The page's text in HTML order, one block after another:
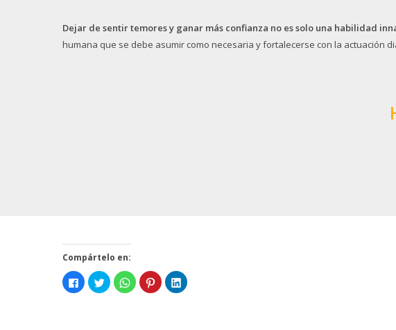
Dejar de sentir temores y ganar más confianza no es solo una habilidad
humana que se debe asumir como necesaria y fortalecerse con la actuación
Compártelo en:
Click
to
share
Click
to
share
Click
to
share
Click
to
share
Click
to